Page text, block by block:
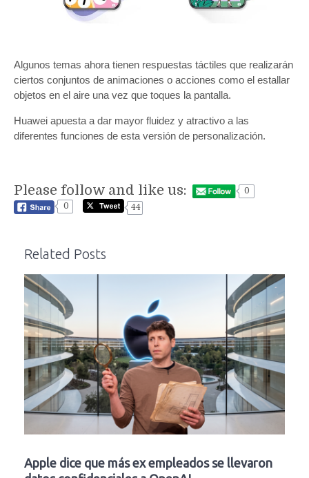
Algunos temas ahora tienen respuestas táctiles que realizarán
ciertos conjuntos de animaciones o acciones como el estallar
objetos en el aire una vez que toques la pantalla.
Huawei apuesta a dar mayor fluidez y atractivo a las
diferentes funciones de esta versión de personalización.
Please follow and like us:
0
0
44
Related Posts
Apple dice que más ex empleados se llevaron